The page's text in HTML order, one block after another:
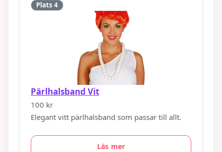
Plats 4
Pärlhalsband Vit
100 kr
Elegant vitt pärlhalsband som passar till allt.
Läs mer